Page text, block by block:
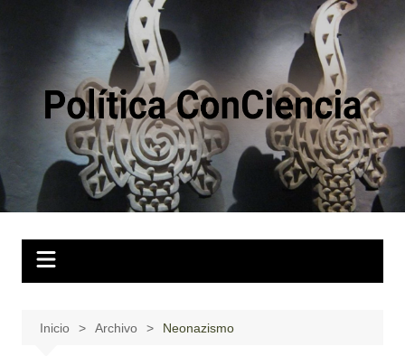
Inicio Archivo Neonazismo